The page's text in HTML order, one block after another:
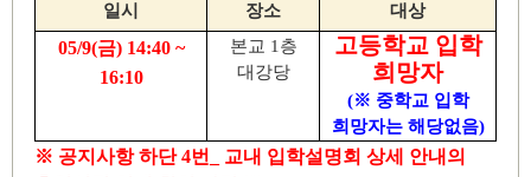
일시
장소 대상
05/9(금) 14:40 ~
16:10
본교 1 층
대강당
고등학교 입학
희망자
(※ 중학교 입학
희망자는 해당없음)
※ 공지사항 하단4번
교내 입학설명회 상세 안내의